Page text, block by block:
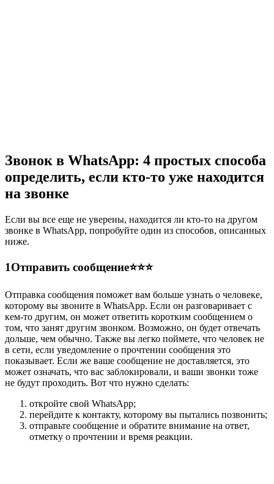
Звонок в WhatsApp: 4 простых способа
определить, если кто-то уже находится
на звонке
Если вы все еще не уверены, находится ли кто-то на другом
звонке в WhatsApp, попробуйте один из способов, описанных
ниже.
1Отправить сообщение⭐⭐⭐
Отправка сообщения поможет вам больше узнать о человеке,
которому вы звоните в WhatsApp. Если он разговаривает с
кем-то другим, он может ответить коротким сообщением о
том, что занят другим звонком. Возможно, он будет отвечать
дольше, чем обычно. Также вы легко поймете, что человек не
в сети, если уведомление о прочтении сообщения это
показывает. Если же ваше сообщение не доставляется, это
может означать, что вас заблокировали, и ваши звонки тоже
не будут проходить. Вот что нужно сделать:
откройте свой WhatsApp;
перейдите к контакту, которому вы пытались позвонить;
отправьте сообщение и обратите внимание на ответ,
отметку о прочтении и время реакции.